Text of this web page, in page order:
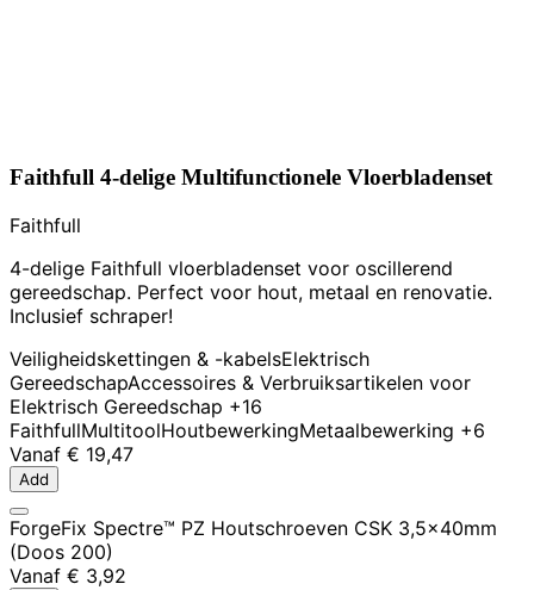
Faithfull 4-delige Multifunctionele Vloerbladenset
Faithfull
4-delige Faithfull vloerbladenset voor oscillerend
gereedschap. Perfect voor hout, metaal en renovatie.
Inclusief schraper!
Veiligheidskettingen & -kabelsElektrisch
GereedschapAccessoires & Verbruiksartikelen voor
Elektrisch Gereedschap +16
FaithfullMultitoolHoutbewerkingMetaalbewerking +6
Vanaf € 19,47
Add
ForgeFix Spectre™ PZ Houtschroeven CSK 3,5x40mm
(Doos 200)
Vanaf € 3,92